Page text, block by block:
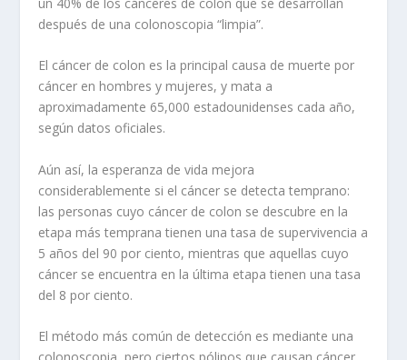
después de una colonoscopia “limpia”.
El cáncer de colon es la principal causa de muerte por
cáncer en hombres y mujeres, y mata a
aproximadamente 65,000 estadounidenses cada año,
según datos oficiales.
Aún así, la esperanza de vida mejora
considerablemente si el cáncer se detecta temprano:
las personas cuyo cáncer de colon se descubre en la
etapa más temprana tienen una tasa de supervivencia a
5 años del 90 por ciento, mientras que aquellas cuyo
cáncer se encuentra en la última etapa tienen una tasa
del 8 por ciento.
El método más común de detección es mediante una